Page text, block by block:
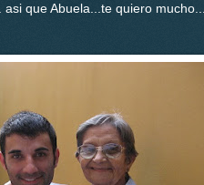
que Abuela...te quiero